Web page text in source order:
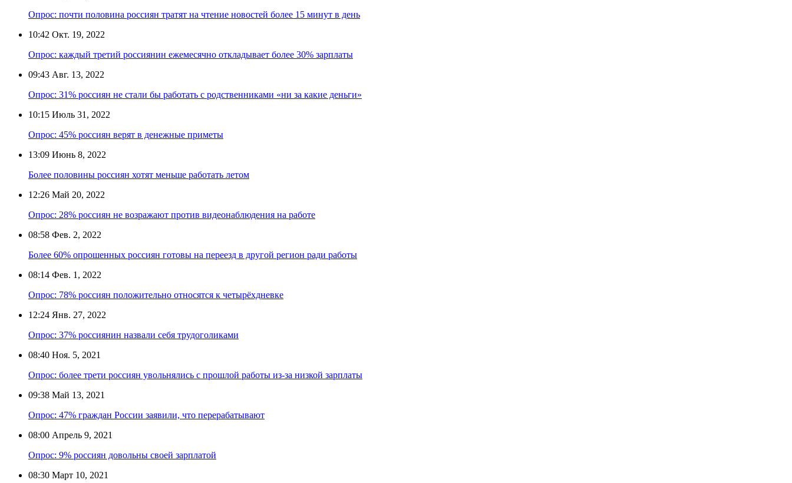
Опрос: почти половина россиян тратят на чтение новостей более 15 минут в день
10:42 Окт. 19, 2022
Опрос: каждый третий россиянин ежемесячно откладывает более 30% зарплаты
09:43 Авг. 13, 2022
Опрос: 31% россиян не стали бы работать с родственниками «ни за какие деньги»
10:15 Июль 31, 2022
Опрос: 45% россиян верят в денежные приметы
13:09 Июнь 8, 2022
Более половины россиян хотят меньше работать летом
12:26 Май 20, 2022
Опрос: 28% россиян не возражают против видеонаблюдения на работе
08:58 Фев. 2, 2022
Более 60% опрошенных россиян готовы на переезд в другой регион ради работы
08:14 Фев. 1, 2022
Опрос: 78% россиян положительно относятся к четырёхдневке
12:24 Янв. 27, 2022
Опрос: 37% россиянин назвали себя трудоголиками
08:40 Ноя. 5, 2021
Опрос: более трети россиян увольнялись с прошлой работы из-за низкой зарплаты
09:38 Май 13, 2021
Опрос: 47% граждан России заявили, что перерабатывают
08:00 Апрель 9, 2021
Опрос: 9% россиян довольны своей зарплатой
08:30 Март 10, 2021